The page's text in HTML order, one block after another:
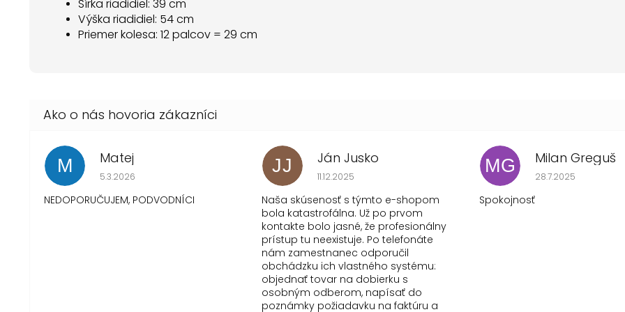
Šírka riadidiel: 39 cm
Výška riadidiel: 54 cm
Priemer kolesa: 12 palcov = 29 cm
M Matej
Hodnotenie obchodu je 1 z 5 hviezdičiek.
5.3.2026
NEDOPORUČUJEM, PODVODNÍCI
JJ Ján Jusko
Hodnotenie obchodu je 1 z 5 hviezdičiek.
11.12.2025
Naša skúsenosť s týmto e-shopom
bola katastrofálna. Už po prvom
kontakte bolo jasné, že profesionálny
prístup tu neexistuje. Po telefonáte
nám zamestnanec odporučil
obchádzku ich vlastného systému:
objednať tovar na dobierku s
osobným odberom, napísať do
poznámky požiadavku na faktúru a
MG Milan Greguš
Hodnotenie
28.7.2025
Spokojnosť